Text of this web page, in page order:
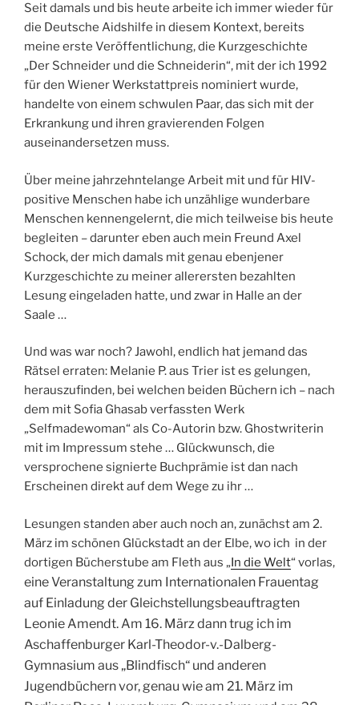
Seit damals und bis heute arbeite ich immer wieder für
die Deutsche Aidshilfe in diesem Kontext, bereits
meine erste Veröffentlichung, die Kurzgeschichte
„Der Schneider und die Schneiderin“, mit der ich 1992
für den Wiener Werkstattpreis nominiert wurde,
handelte von einem schwulen Paar, das sich mit der
Erkrankung und ihren gravierenden Folgen
auseinandersetzen muss.
Über meine jahrzehntelange Arbeit mit und für HIV-
positive Menschen habe ich unzählige wunderbare
Menschen kennengelernt, die mich teilweise bis heute
begleiten – darunter eben auch mein Freund Axel
Schock, der mich damals mit genau ebenjener
Kurzgeschichte zu meiner allerersten bezahlten
Lesung eingeladen hatte, und zwar in Halle an der
Saale …
Und was war noch? Jawohl, endlich hat jemand das
Rätsel erraten: Melanie P. aus Trier ist es gelungen,
herauszufinden, bei welchen beiden Büchern ich – nach
dem mit Sofia Ghasab verfassten Werk
„Selfmadewoman“ als Co-Autorin bzw. Ghostwriterin
mit im Impressum stehe … Glückwunsch, die
versprochene signierte Buchprämie ist dan nach
Erscheinen direkt auf dem Wege zu ihr …
Lesungen standen aber auch noch an, zunächst am 2.
März im schönen Glückstadt an der Elbe, wo ich in der
dortigen Bücherstube am Fleth aus „In die Welt“ vorlas,
eineVeranstaltung zum Internationalen Frauentag
auf Einladung der Gleichstellungsbeauftragten
Leonie Amendt. Am 16. März dann trug ich im
Aschaffenburger​ Karl-Theodor-v.-Dalberg​-
Gymnasium aus „Blindfisch“ und anderen
Jugendbüchern vor, genau wie am 21. März im